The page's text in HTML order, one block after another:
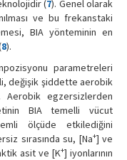
(7). Genel olarak
ve bu frekanstaki
BIA yönteminin en
8).
parametreleri
değişik şiddette aerobik
Aerobik egzersizlerden
BIA temelli vücut
ölçüde etkilediğini
sırasında su, [Na+] ve
asit ve [K+] iyonlarının